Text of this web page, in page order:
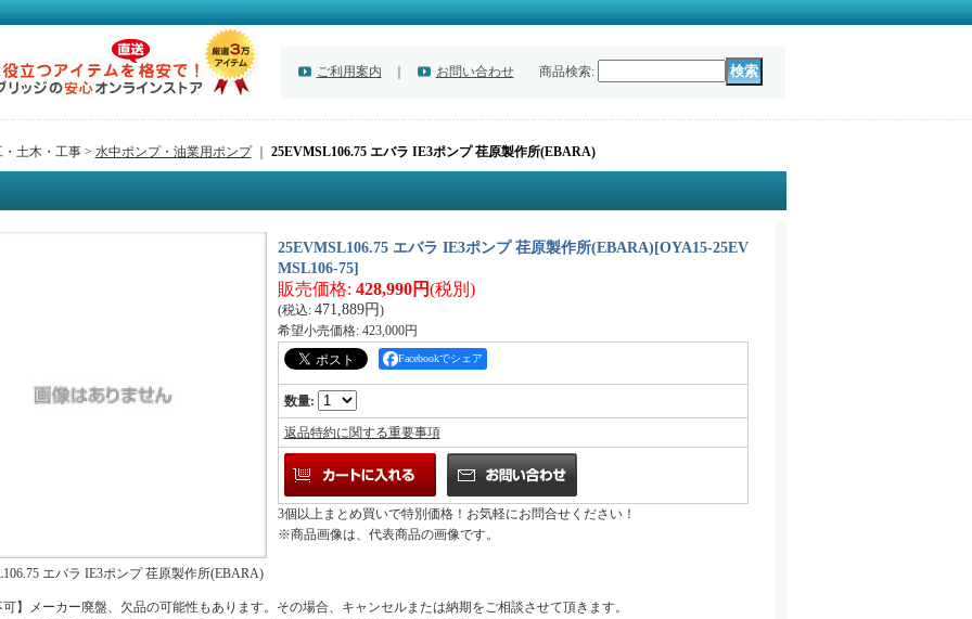
ご利用案内 お問い合わせ 商品検索:
土木・工事 > 水中ポンプ・油業用ポンプ｜ 25EVMSL106.75 エバラ IE3ポンプ 荏原製作所(EBARA)
25EVMSL106.75 エバラ IE3ポンプ 荏原製作所(EBARA) [OYA15-25EV
MSL106-75]
販売価格: 428,990円(税別)
(税込: 471,889円)
希望小売価格: 423,000円
Facebookでシェア
数量:
返品特約に関する重要事項
3個以上まとめ買いで特別価格！お気軽にお問合せください！
※商品画像は、代表商品の画像です。
エバラ IE3ポンプ 荏原製作所(EBARA)
】メーカー廃盤、欠品の可能性もあります。その場合、キャンセルまたは納期をご相談させて頂きます。